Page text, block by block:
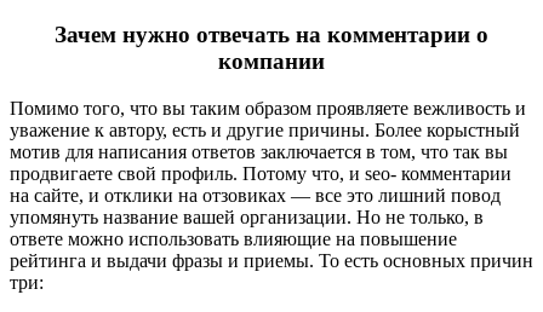
Зачем нужно отвечать на комментарии о
компании
Помимо того, что вы таким образом проявляете вежливость и
уважение к автору, есть и другие причины. Более корыстный
мотив для написания ответов заключается в том, что так вы
продвигаете свой профиль. Потому что, и seo- комментарии
на сайте, и отклики на отзовиках — все это лишний повод
упомянуть название вашей организации. Но не только, в
ответе можно использовать влияющие на повышение
рейтинга и выдачи фразы и приемы. То есть основных причин
три: